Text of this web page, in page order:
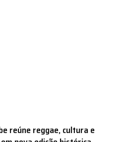
reúne reggae, cultura e